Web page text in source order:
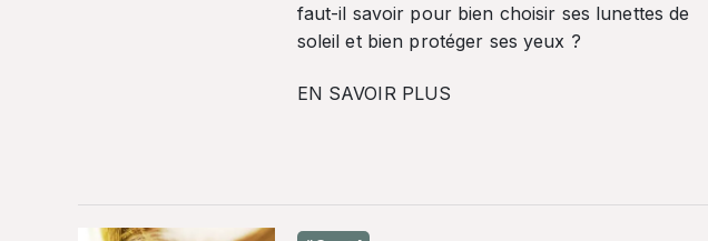
faut-il savoir pour bien choisir ses lunettes de
soleil et bien protéger ses yeux ?
EN SAVOIR PLUS